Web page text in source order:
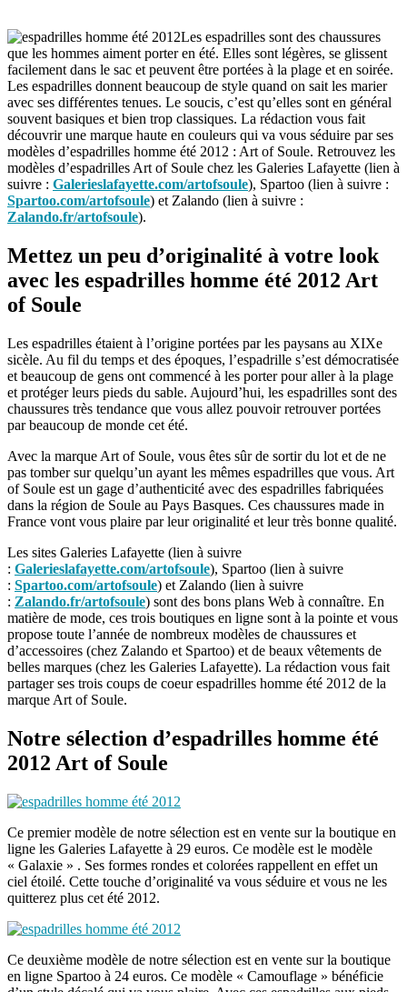
Les espadrilles sont des chaussures
que les hommes aiment porter en été. Elles sont légères, se glissent
facilement dans le sac et peuvent être portées à la plage et en soirée.
Les espadrilles donnent beaucoup de style quand on sait les marier
avec ses différentes tenues. Le soucis, c’est qu’elles sont en général
souvent basiques et bien trop classiques. La rédaction vous fait
découvrir une marque haute en couleurs qui va vous séduire par ses
modèles d’espadrilles homme été 2012 : Art of Soule. Retrouvez les
modèles d’espadrilles Art of Soule chez les Galeries Lafayette (lien à
suivre : Galerieslafayette.com/artofsoule), Spartoo (lien à suivre :
Spartoo.com/artofsoule) et Zalando (lien à suivre :
Zalando.fr/artofsoule).
Mettez un peu d’originalité à votre look
avec les espadrilles homme été 2012 Art
of Soule
Les espadrilles étaient à l’origine portées par les paysans au XIXe
sicèle. Au fil du temps et des époques, l’espadrille s’est démocratisée
et beaucoup de gens ont commencé à les porter pour aller à la plage
et protéger leurs pieds du sable. Aujourd’hui, les espadrilles sont des
chaussures très tendance que vous allez pouvoir retrouver portées
par beaucoup de monde cet été.
Avec la marque Art of Soule, vous êtes sûr de sortir du lot et de ne
pas tomber sur quelqu’un ayant les mêmes espadrilles que vous. Art
of Soule est un gage d’authenticité avec des espadrilles fabriquées
dans la région de Soule au Pays Basques. Ces chaussures made in
France vont vous plaire par leur originalité et leur très bonne qualité.
Les sites Galeries Lafayette (lien à suivre
: Galerieslafayette.com/artofsoule), Spartoo (lien à suivre
: Spartoo.com/artofsoule) et Zalando (lien à suivre
: Zalando.fr/artofsoule) sont des bons plans Web à connaître. En
matière de mode, ces trois boutiques en ligne sont à la pointe et vous
propose toute l’année de nombreux modèles de chaussures et
d’accessoires (chez Zalando et Spartoo) et de beaux vêtements de
belles marques (chez les Galeries Lafayette). La rédaction vous fait
partager ses trois coups de coeur espadrilles homme été 2012 de la
marque Art of Soule.
Notre sélection d’espadrilles homme été
2012 Art of Soule
Ce premier modèle de notre sélection est en vente sur la boutique en
ligne les Galeries Lafayette à 29 euros. Ce modèle est le modèle
« Galaxie » . Ses formes rondes et colorées rappellent en effet un
ciel étoilé. Cette touche d’originalité va vous séduire et vous ne les
quitterez plus cet été 2012.
Ce deuxième modèle de notre sélection est en vente sur la boutique
en ligne Spartoo à 24 euros. Ce modèle « Camouflage » bénéficie